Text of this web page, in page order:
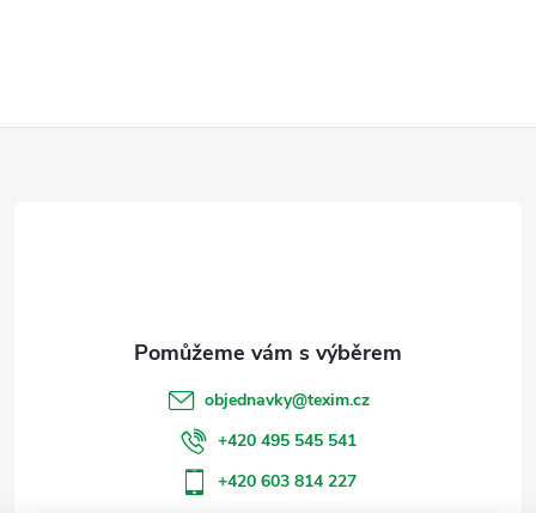
objednavky@texim.cz
+420 495 545 541
+420 603 814 227